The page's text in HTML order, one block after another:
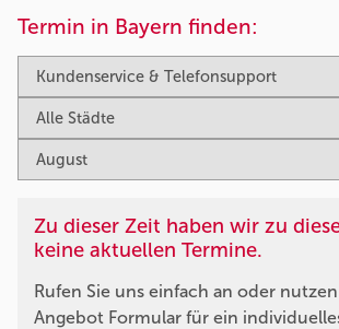
Termin in Bayern finden:
Zu dieser Zeit haben wir zu
keine aktuellen Termine.
Rufen Sie uns einfach an oder nutzen
Angebot Formular für ein